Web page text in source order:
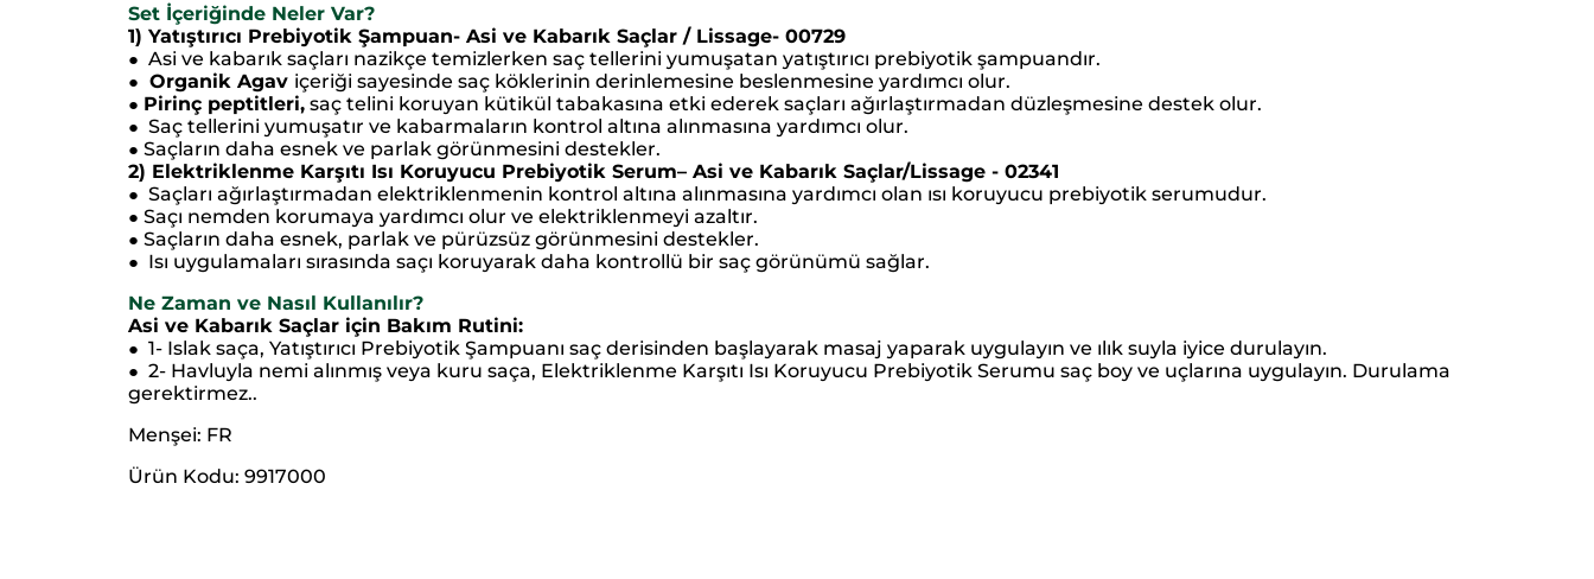
Set İçeriğinde Neler Var?
1) Yatıştırıcı Prebiyotik Şampuan- Asi ve Kabarık Saçlar / Lissage- 00729
● Asi ve kabarık saçları nazikçe temizlerken saç tellerini yumuşatan yatıştırıcı prebiyotik şampuandır.
● Organik Agav içeriği sayesinde saç köklerinin derinlemesine beslenmesine yardımcı olur.
● Pirinç peptitleri, saç telini koruyan kütikül tabakasına etki ederek saçları ağırlaştırmadan düzleşmesine destek olur.
● Saç tellerini yumuşatır ve kabarmaların kontrol altına alınmasına yardımcı olur.
● Saçların daha esnek ve parlak görünmesini destekler.
2) Elektriklenme Karşıtı Isı Koruyucu Prebiyotik Serum– Asi ve Kabarık Saçlar/Lissage - 02341
● Saçları ağırlaştırmadan elektriklenmenin kontrol altına alınmasına yardımcı olan ısı koruyucu prebiyotik serumudur.
● Saçı nemden korumaya yardımcı olur ve elektriklenmeyi azaltır.
● Saçların daha esnek, parlak ve pürüzsüz görünmesini destekler.
● Isı uygulamaları sırasında saçı koruyarak daha kontrollü bir saç görünümü sağlar.
Ne Zaman ve Nasıl Kullanılır?
Asi ve Kabarık Saçlar için Bakım Rutini:
● 1- Islak saça, Yatıştırıcı Prebiyotik Şampuanı saç derisinden başlayarak masaj yaparak uygulayın ve ılık suyla iyice durulayın.
● 2- Havluyla nemi alınmış veya kuru saça, Elektriklenme Karşıtı Isı Koruyucu Prebiyotik Serumu saç boy ve uçlarına uygulayın. Durulama
gerektirmez..
Menşei: FR
Ürün Kodu: 9917000